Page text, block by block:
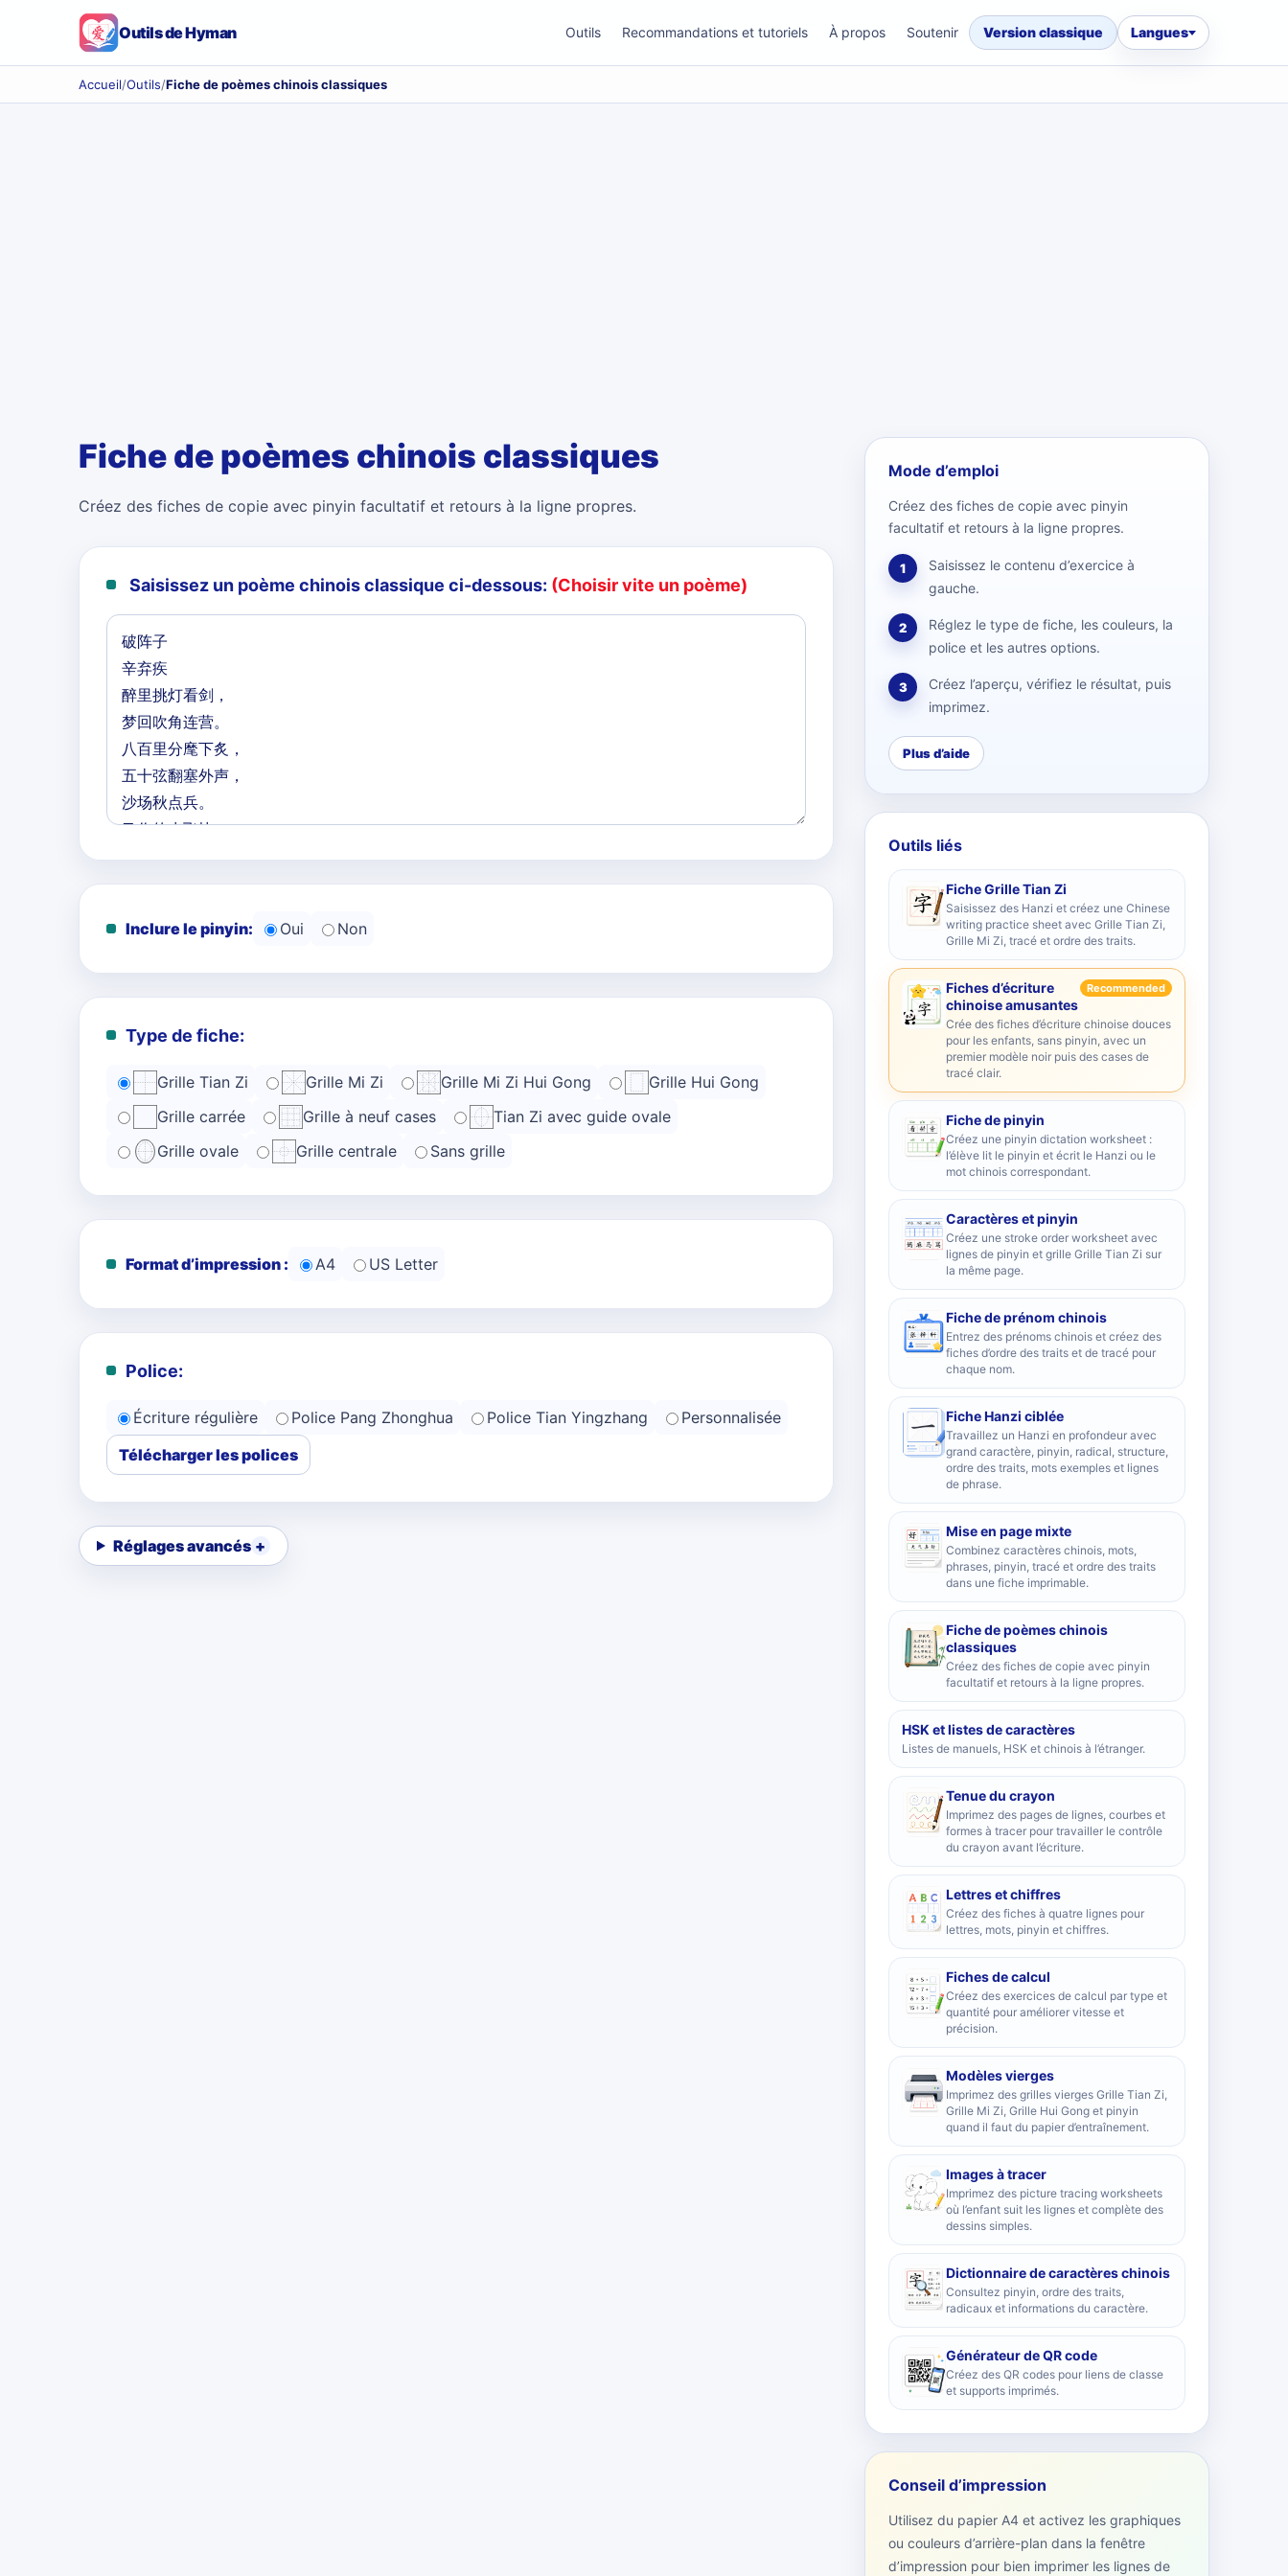
Outils de Hyman Outils Recommandations et tutoriels À propos Soutenir Version classique Langues
Accueil/Outils/Fiche de poèmes chinois classiques
Fiche de poèmes chinois classiques
Créez des fiches de copie avec pinyin facultatif et retours à la ligne propres.
Saisissez un poème chinois classique ci-dessous: (Choisir vite un poème)
Inclure le pinyin: Oui Non
Type de fiche:
Grille Tian Zi Grille Mi Zi Grille Mi Zi Hui Gong
Grille Hui Gong
Grille carrée
Grille à neuf cases
Tian Zi avec guide ovale
Grille ovale
Grille centrale Sans grille
Format d’impression : A4 US Letter
Police:
Écriture régulière Police Pang Zhonghua Police Tian Yingzhang
Personnalisée
Télécharger les polices
Réglages avancés
Mode d’emploi
Créez des fiches de copie avec pinyin
facultatif et retours à la ligne propres.
1
Saisissez le contenu d’exercice à
gauche.
2
Réglez le type de fiche, les couleurs, la
police et les autres options.
3
Créez l’aperçu, vérifiez le résultat, puis
imprimez.
Plus d’aide
Outils liés
Fiche Grille Tian Zi
Saisissez des Hanzi et créez une Chinese
writing practice sheet avec Grille Tian Zi,
Grille Mi Zi, tracé et ordre des traits.
Fiches d’écriture
chinoise amusantes
Recommended
Crée des fiches d’écriture chinoise douces
pour les enfants, sans pinyin, avec un
premier modèle noir puis des cases de
tracé clair.
Fiche de pinyin
Créez une pinyin dictation worksheet :
l’élève lit le pinyin et écrit le Hanzi ou le
mot chinois correspondant.
Caractères et pinyin
Créez une stroke order worksheet avec
lignes de pinyin et grille Grille Tian Zi sur
la même page.
Fiche de prénom chinois
Entrez des prénoms chinois et créez des
fiches d’ordre des traits et de tracé pour
chaque nom.
Fiche Hanzi ciblée
Travaillez un Hanzi en profondeur avec
grand caractère, pinyin, radical, structure,
ordre des traits, mots exemples et lignes
de phrase.
Mise en page mixte
Combinez caractères chinois, mots,
phrases, pinyin, tracé et ordre des traits
dans une fiche imprimable.
Fiche de poèmes chinois
classiques
Créez des fiches de copie avec pinyin
facultatif et retours à la ligne propres.
HSK et listes de caractères
Listes de manuels, HSK et chinois à l’étranger.
Tenue du crayon
Imprimez des pages de lignes, courbes et
formes à tracer pour travailler le contrôle
du crayon avant l’écriture.
Lettres et chiffres
Créez des fiches à quatre lignes pour
lettres, mots, pinyin et chiffres.
Fiches de calcul
Créez des exercices de calcul par type et
quantité pour améliorer vitesse et
précision.
Modèles vierges
Imprimez des grilles vierges Grille Tian Zi,
Grille Mi Zi, Grille Hui Gong et pinyin
quand il faut du papier d’entraînement.
Images à tracer
Imprimez des picture tracing worksheets
où l’enfant suit les lignes et complète des
dessins simples.
Dictionnaire de caractères chinois
Consultez pinyin, ordre des traits,
radicaux et informations du caractère.
Générateur de QR code
Créez des QR codes pour liens de classe
et supports imprimés.
Conseil d’impression
Utilisez du papier A4 et activez les graphiques
ou couleurs d’arrière-plan dans la fenêtre
d’impression pour bien imprimer les lignes de